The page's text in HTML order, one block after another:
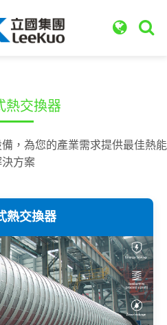
熱交換器
，為您的產業需求提供最佳熱能
決方案
熱交換器